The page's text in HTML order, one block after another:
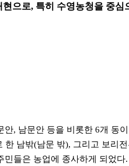
으로, 특히 수영농청을 중심
, 남문안 등을 비롯한 6개 동
남밖(남문 밖), 그리고 보리
민들은 농업에 종사하게 되었다.